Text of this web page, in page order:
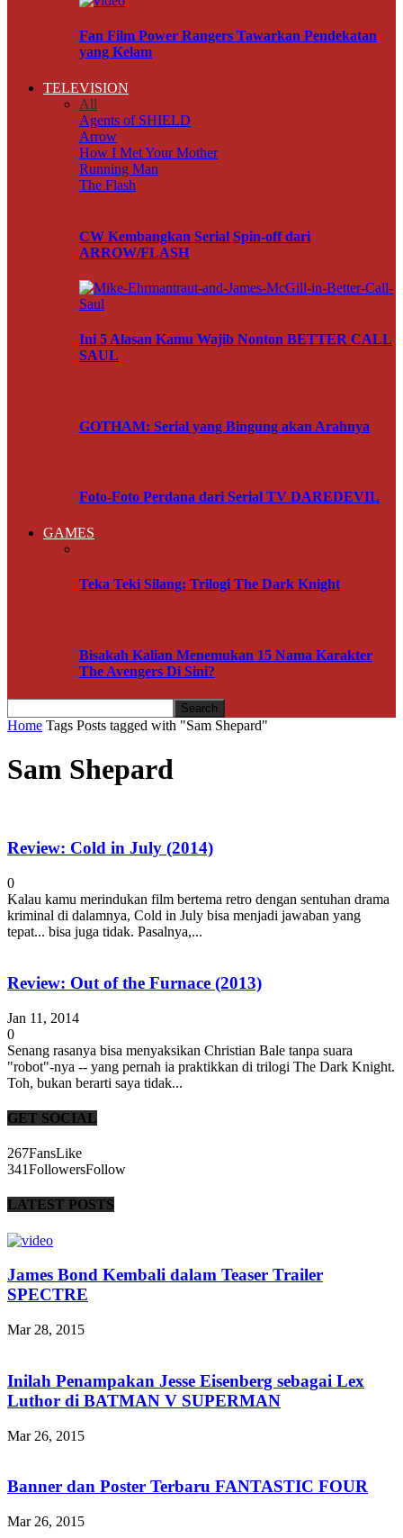
Fan Film Power Rangers Tawarkan Pendekatan
yang Kelam
TELEVISION
All
Agents of SHIELD
Arrow
How I Met Your Mother
Running Man
The Flash
CW Kembangkan Serial Spin-off dari
ARROW/FLASH
Ini 5 Alasan Kamu Wajib Nonton BETTER CALL
SAUL
GOTHAM: Serial yang Bingung akan Arahnya
Foto-Foto Perdana dari Serial TV DAREDEVIL
GAMES
Teka Teki Silang: Trilogi The Dark Knight
Bisakah Kalian Menemukan 15 Nama Karakter
The Avengers Di Sini?
Home Tags Posts tagged with "Sam Shepard"
Sam Shepard
Review: Cold in July (2014)
0
Kalau kamu merindukan film bertema retro dengan sentuhan drama
kriminal di dalamnya, Cold in July bisa menjadi jawaban yang
tepat... bisa juga tidak. Pasalnya,...
Review: Out of the Furnace (2013)
Jan 11, 2014
0
Senang rasanya bisa menyaksikan Christian Bale tanpa suara
"robot"-nya -- yang pernah ia praktikkan di trilogi The Dark Knight.
Toh, bukan berarti saya tidak...
GET SOCIAL
267FansLike
341FollowersFollow
LATEST POSTS
James Bond Kembali dalam Teaser Trailer
SPECTRE
Mar 28, 2015
Inilah Penampakan Jesse Eisenberg sebagai Lex
Luthor di BATMAN V SUPERMAN
Mar 26, 2015
Banner dan Poster Terbaru FANTASTIC FOUR
Mar 26, 2015